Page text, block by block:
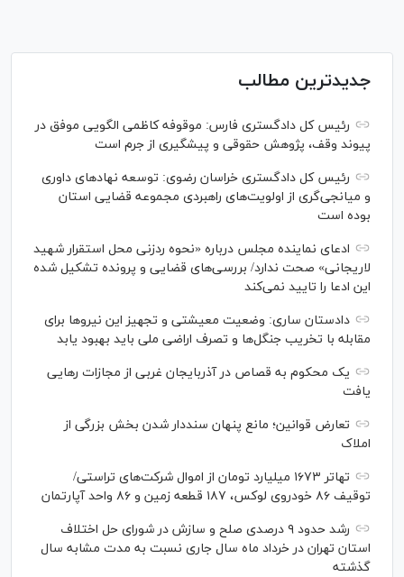
جدیدترین مطالب
رئیس کل دادگستری فارس: موقوفه کاظمی الگویی موفق در
پیوند وقف، پژوهش حقوقی و پیشگیری از جرم است
رئیس کل دادگستری خراسان رضوی: توسعه نهاد‌های داوری
و میانجی‌گری از اولویت‌های راهبردی مجموعه قضایی استان
بوده است
ادعای نماینده مجلس درباره «نحوه ردزنی محل استقرار شهید
لاریجانی» صحت ندارد/ بررسی‌های قضایی و پرونده تشکیل شده
این ادعا را تایید نمی‌کند
دادستان ساری: وضعیت معیشتی و تجهیز این نیرو‌ها برای
مقابله با تخریب جنگل‌ها و تصرف اراضی ملی باید بهبود یابد
یک محکوم به قصاص در آذربایجان‌ غربی از مجازات رهایی
یافت
تعارض قوانین؛ مانع پنهان سنددار شدن بخش بزرگی از
املاک
تهاتر ۱۶۷۳ میلیارد تومان از اموال شرکت‌های تراستی/
توقیف ۸۶ خودروی لوکس، ۱۸۷ قطعه زمین و ۸۶ واحد آپارتمان
رشد حدود ۹ درصدی صلح و سازش در شورای حل اختلاف
استان تهران در خرداد ماه سال جاری نسبت به مدت مشابه سال
گذشته